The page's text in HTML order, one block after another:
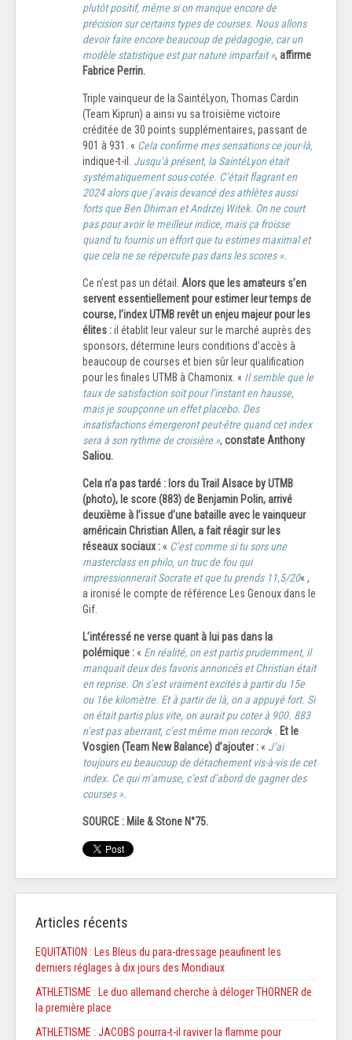
plutôt positif, même si on manque encore de
précision sur certains types de courses. Nous allons
devoir faire encore beaucoup de pédagogie, car un
modèle statistique est par nature imparfait », affirme
Fabrice Perrin.
Triple vainqueur de la SaintéLyon, Thomas Cardin
(Team Kiprun) a ainsi vu sa troisième victoire
créditée de 30 points supplémentaires, passant de
901 à 931. « Cela confirme mes sensations ce jour-là,
indique-t-il. Jusqu’à présent, la SaintéLyon était
systématiquement sous-cotée. C’était flagrant en
2024 alors que j’avais devancé des athlètes aussi
forts que Ben Dhiman et Andrzej Witek. On ne court
pas pour avoir le meilleur indice, mais ça froisse
quand tu fournis un effort que tu estimes maximal et
que cela ne se répercute pas dans les scores ».
Ce n’est pas un détail. Alors que les amateurs s’en
servent essentiellement pour estimer leur temps de
course, l’index UTMB revêt un enjeu majeur pour les
élites :il établit leur valeur sur le marché auprès des
sponsors, détermine leurs conditions d’accès à
beaucoup de courses et bien sûr leur qualification
pour les finales UTMB à Chamonix. « Il semble que le
taux de satisfaction soit pour l’instant en hausse,
mais je soupçonne un effet placebo. Des
insatisfactions émergeront peut-être quand cet index
sera à son rythme de croisière », constate Anthony
Saliou.
Cela n’a pas tardé : lors du Trail Alsace by UTMB
(photo), le score (883) de Benjamin Polin, arrivé
deuxième à l’issue d’une bataille avec le vainqueur
américain Christian Allen, a fait réagir sur les
réseaux sociaux :« C’est comme si tu sors une
masterclass en philo, un truc de fou qui
impressionnerait Socrate et que tu prends 11,5/20« ,
a ironisé le compte de référence Les Genoux dans le
Gif.
L’intéressé ne verse quant à lui pas dans la
polémique :« En réalité, on est partis prudemment, il
manquait deux des favoris annoncés et Christian était
en reprise. On s’est vraiment excités à partir du 15e
ou 16e kilomètre. Et à partir de là, on a appuyé fort. Si
on était partis plus vite, on aurait pu coter à 900. 883
n’est pas aberrant, c’est même mon record« .
Et le
Vosgien (Team New Balance) d’ajouter :« J’ai
toujours eu beaucoup de détachement vis-à-vis de cet
index. Ce qui m’amuse, c’est d’abord de gagner des
courses ».
SOURCE : Mile & Stone N°75.
Articles récents
EQUITATION : Les Bleus du para-dressage peaufinent les
derniers réglages à dix jours des Mondiaux
ATHLETISME : Le duo allemand cherche à déloger THORNER de
la première place
ATHLETISME : JACOBS pourra-t-il raviver la flamme pour